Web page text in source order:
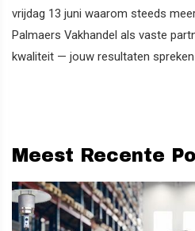
vrijdag 13 juni waarom steeds
Palmaers Vakhandel als vaste
kwaliteit — jouw resultaten
Meest Recente